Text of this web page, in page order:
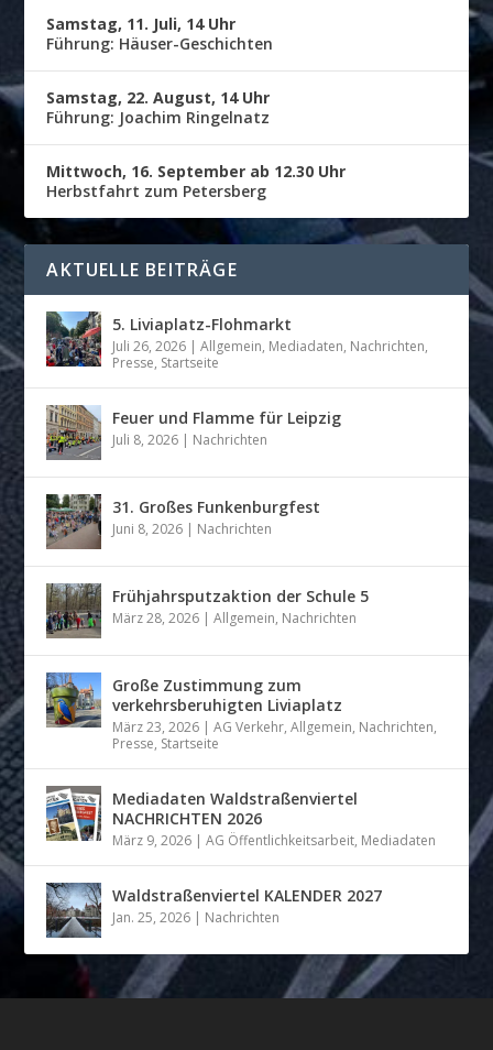
Samstag, 11. Juli, 14 Uhr
Führung: Häuser-Geschichten
Samstag, 22. August, 14 Uhr
Führung: Joachim Ringelnatz
Mittwoch, 16. September ab 12.30 Uhr
Herbstfahrt zum Petersberg
AKTUELLE BEITRÄGE
5. Liviaplatz-Flohmarkt
Juli 26, 2026 |Allgemein, Mediadaten, Nachrichten,
Presse, Startseite
Feuer und Flamme für Leipzig
Juli 8, 2026 Nachrichten
31. Großes Funkenburgfest
Juni 8, 2026 Nachrichten
Frühjahrsputzaktion der Schule 5
März 28, 2026 |Allgemein, Nachrichten
Große Zustimmung zum
verkehrsberuhigten Liviaplatz
März 23, 2026 |AG Verkehr,Allgemein, Nachrichten,
Presse, Startseite
Mediadaten Waldstraßenviertel
NACHRICHTEN 2026
März 9, 2026 |AG Öffentlichkeitsarbeit, Mediadaten
Waldstraßenviertel KALENDER 2027
Jan. 25, 2026 Nachrichten